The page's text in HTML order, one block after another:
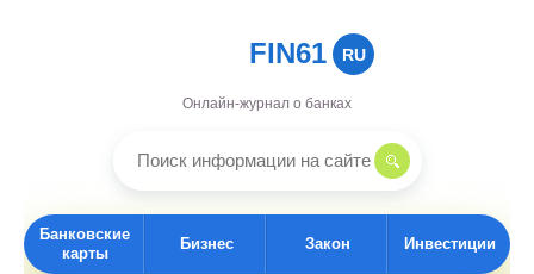
FIN61 RU
Онлайн-журнал о банках
Банковские
карты
Бизнес Закон Инвестиции